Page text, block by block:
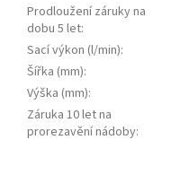
Prodloužení záruky na
dobu 5 let:
Sací výkon (l/min):
Šířka (mm):
Výška (mm):
Záruka 10 let na
prorezavění nádoby: